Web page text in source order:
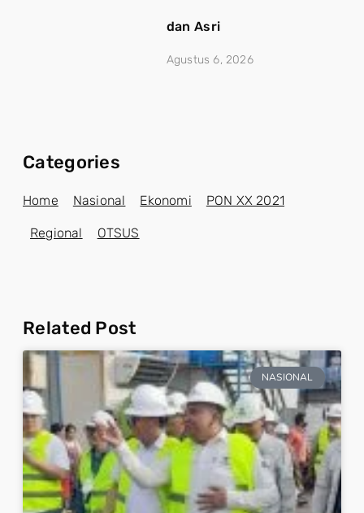
dan Asri
Agustus 6, 2026
Categories
Home Nasional Ekonomi PON XX 2021
Regional OTSUS
Related Post
NASIONAL